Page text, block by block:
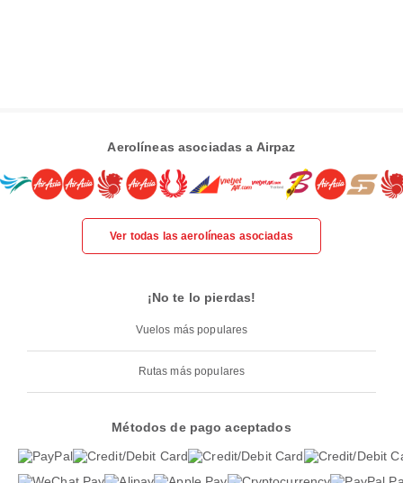
Aerolíneas asociadas a Airpaz
Ver todas las aerolíneas asociadas
¡No te lo pierdas!
Vuelos más populares
Rutas más populares
Métodos de pago aceptados